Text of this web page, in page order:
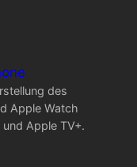
des
Apple Watch
Apple TV+.